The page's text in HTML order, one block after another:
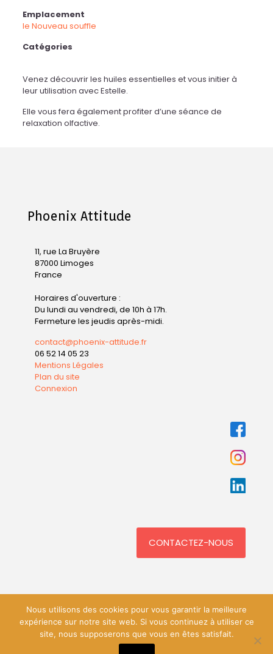
Emplacement
le Nouveau souffle
Catégories
Venez découvrir les huiles essentielles et vous initier à
leur utilisation avec Estelle.
Elle vous fera également profiter d’une séance de
relaxation olfactive.
Phoenix Attitude
11, rue La Bruyère
87000 Limoges
France
Horaires d'ouverture :
Du lundi au vendredi, de 10h à 17h.
Fermeture les jeudis après-midi.
contact@phoenix-attitude.fr
06 52 14 05 23
Mentions Légales
Plan du site
Connexion
CONTACTEZ-NOUS
© 2018 Phoenix Attitude. Tous droits réservés.
Nous utilisons des cookies pour vous garantir la meilleure
expérience sur notre site web. Si vous continuez à utiliser ce
site, nous supposerons que vous en êtes satisfait.